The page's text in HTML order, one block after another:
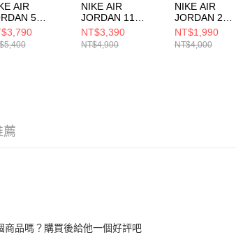
AIR
5
OG (GS)
籃球鞋
NIKE AIR
JORDAN 11
RETRO LOW
(GS) 大童 籃球鞋
FV5121006
NT$3,390
NT$4,900
NIKE AIR
JORDAN 2
RETRO LOW
(GS) 中大童
鞋 FJ6869104
NT$1,990
NT$4,000
薦
商品嗎？購買後給他一個好評吧